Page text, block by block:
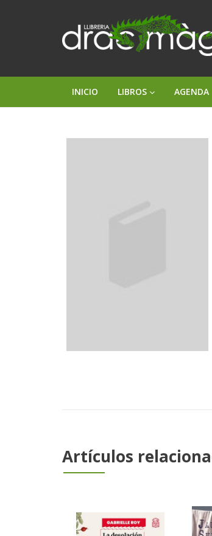
INICIO LIBROS AGENDA
Artículos